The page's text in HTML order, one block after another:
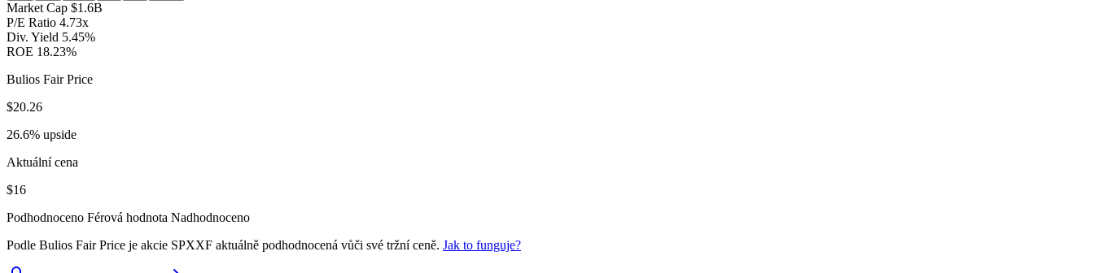
Market Cap $1.6B
P/E Ratio 4.73x
Div. Yield 5.45%
ROE 18.23%
Bulios Fair Price
$20.26
26.6% upside
Aktuální cena
$16
Podhodnoceno Férová hodnota Nadhodnoceno
Podle Bulios Fair Price je akcie SPXXF aktuálně podhodnocená vůči své tržní ceně. Jak to funguje?